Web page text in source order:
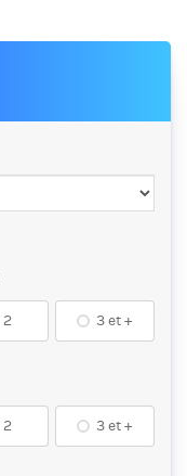
2 3 et +
2 3 et +